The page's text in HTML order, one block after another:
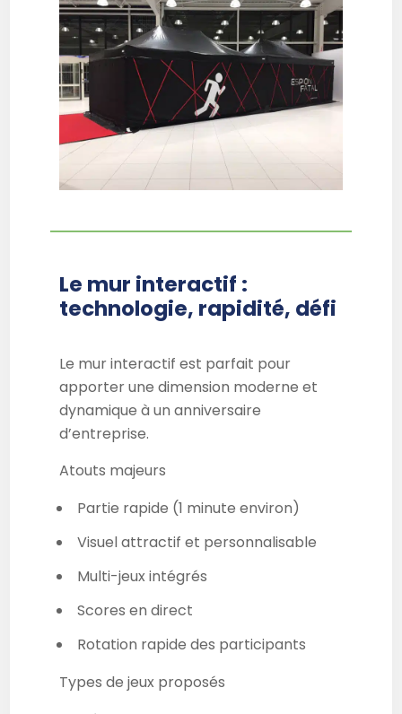
Le mur interactif :
technologie, rapidité, défi
Le mur interactif est parfait pour
apporter une dimension moderne et
dynamique à un anniversaire
d’entreprise.
Atouts majeurs
Partie rapide (1 minute environ)
Visuel attractif et personnalisable
Multi-jeux intégrés
Scores en direct
Rotation rapide des participants
Types de jeux proposés